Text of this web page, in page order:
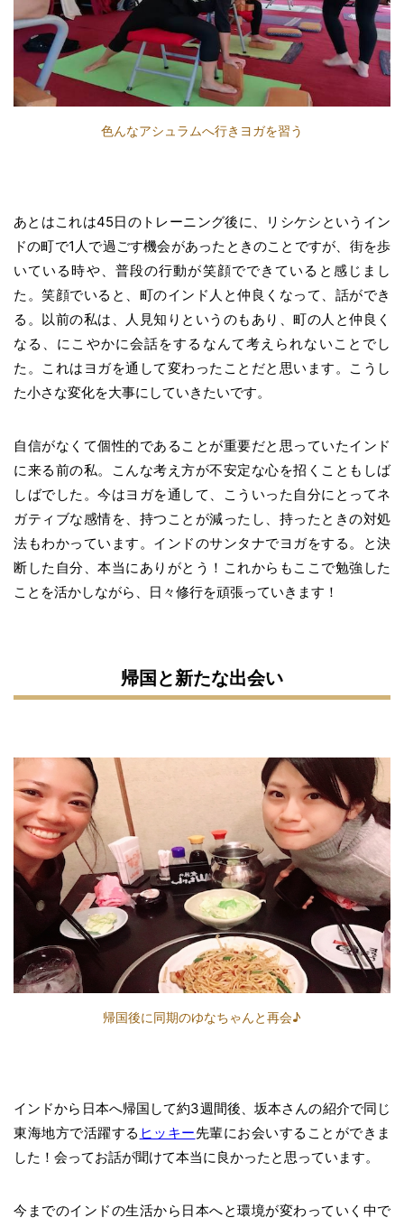
色んなアシュラムへ行きヨガを習う
あとはこれは45日のトレーニング後に、リシケシというイン
ドの町で1人で過ごす機会があったときのことですが、街を歩
いている時や、普段の行動が笑顔でできていると感じまし
た。笑顔でいると、町のインド人と仲良くなって、話ができ
る。以前の私は、人見知りというのもあり、町の人と仲良く
なる、にこやかに会話をするなんて考えられないことでし
た。これはヨガを通して変わったことだと思います。こうし
た小さな変化を大事にしていきたいです。
自信がなくて個性的であることが重要だと思っていたインド
に来る前の私。こんな考え方が不安定な心を招くこともしば
しばでした。今はヨガを通して、こういった自分にとってネ
ガティブな感情を、持つことが減ったし、持ったときの対処
法もわかっています。インドのサンタナでヨガをする。と決
断した自分、本当にありがとう！これからもここで勉強した
ことを活かしながら、日々修行を頑張っていきます！
帰国と新たな出会い
帰国後に同期のゆなちゃんと再会♪
インドから日本へ帰国して約3週間後、坂本さんの紹介で同じ
東海地方で活躍する ヒッキー先輩にお会いすることができま
した！会ってお話が聞けて本当に良かったと思っています。
今までのインドの生活から日本へと環境が変わっていく中で